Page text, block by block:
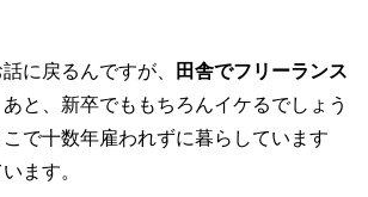
に戻るんですが、
田舎でフリーランス
と、新卒でももちろんイケるでしょう
で十数年雇われずに暮らしています
ます。